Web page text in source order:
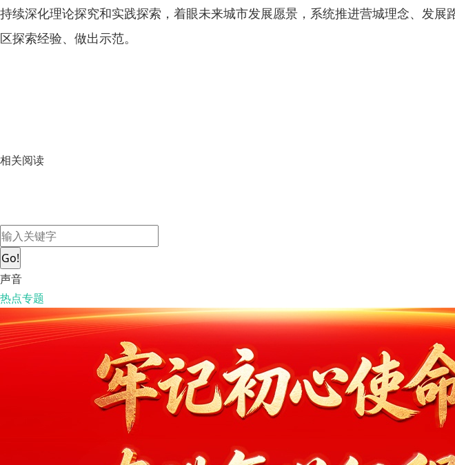
持续深化理论探究和实践探索，着眼未来城市发展愿景，系统推进营城理念、发
区探索经验、做出示范。
相关阅读
Go!
声音
热点专题